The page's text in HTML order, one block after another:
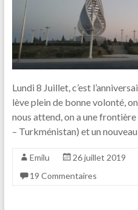
Lundi 8 Juillet, c’est
lève plein de bonne volonté,
nous attend, on a une
– Turkménistan) et un
Emilu 26 juillet 2019
19 Commentaires